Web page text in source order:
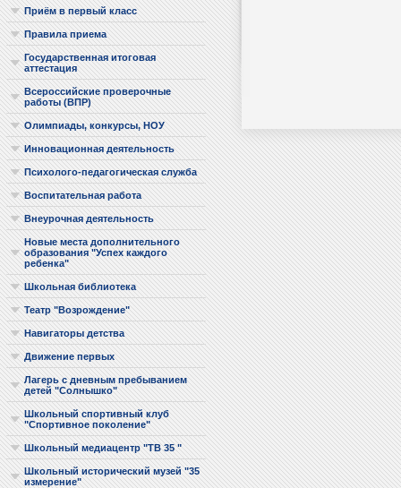
Приём в первый класс
Правила приема
Государственная итоговая
аттестация
Всероссийские проверочные
работы (ВПР)
Олимпиады, конкурсы, НОУ
Инновационная деятельность
Психолого-педагогическая служба
Воспитательная работа
Внеурочная деятельность
Новые места дополнительного
образования "Успех каждого
ребенка"
Школьная библиотека
Театр "Возрождение"
Навигаторы детства
Движение первых
Лагерь с дневным пребыванием
детей "Солнышко"
Школьный спортивный клуб
"Спортивное поколение"
Школьный медиацентр "ТВ 35 "
Школьный исторический музей "35
измерение"